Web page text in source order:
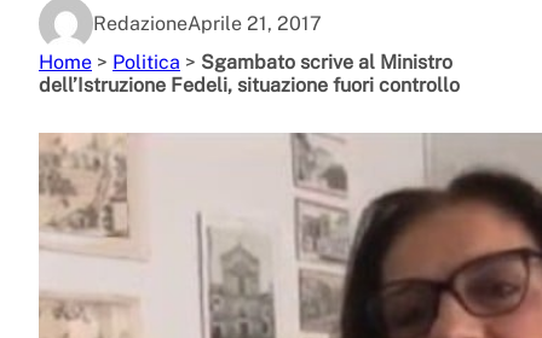
RedazioneAprile 21, 2017
Home > Politica > Sgambato scrive al Ministro
dell’Istruzione Fedeli, situazione fuori controllo